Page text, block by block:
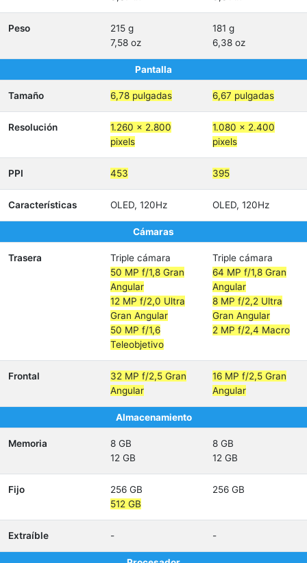
Peso
215 g
7,58 oz
181 g
6,38 oz
Pantalla
Tamaño 6,78 pulgadas 6,67 pulgadas
Resolución
1.260 x 2.800
pixels
1.080 x 2.400
pixels
PPI 453 395
Características OLED, 120Hz OLED, 120Hz
Cámaras
Trasera
Triple cámara
50 MP f/1,8 Gran
Angular
12 MP f/2,0 Ultra
Gran Angular
50 MP f/1,6
Teleobjetivo
Triple cámara
64 MP f/1,8 Gran
Angular
8 MP f/2,2 Ultra
Gran Angular
2 MP f/2,4 Macro
Frontal
32 MP f/2,5 Gran
Angular
16 MP f/2,5 Gran
Angular
Almacenamiento
Memoria
8 GB
12 GB
8 GB
12 GB
Fijo
256 GB
512 GB
256 GB
Extraíble - -